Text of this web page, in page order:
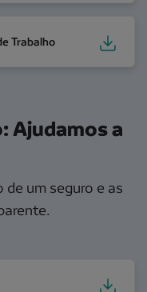
Trabalho
Ajudamos a
de um seguro e as